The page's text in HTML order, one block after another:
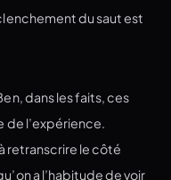
du saut est
dans les faits, ces
de l’expérience.
retranscrire le côté
a l’habitude de voir